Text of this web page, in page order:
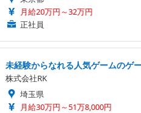
月給20万円～32万円
正社員
未経験からなれる人気ゲームのゲ
株式会社RK
埼玉県
月給30万円～51万8,000円